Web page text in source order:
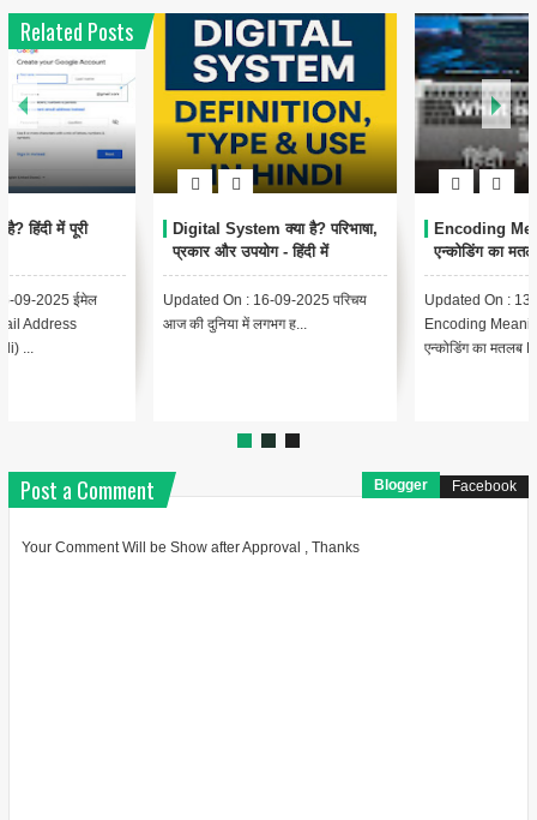
Related Posts 1
Encoding Meaning in Hindi |
एन्कोडिंग का मतलब और उपयोग
Updated On : 13-09-2025
Encoding Meaning in Hindi |
एन्कोडिंग का मतलब Encodin...
6
थंबनेल क्या है? | Thumbnail
Meaning in Hindi (YouTube
& Computer Example)
{ "@context": "https://schema.org",
"@type": "BlogPosting",
Post a Comment Blogger Facebook
Your Comment Will be Show after Approval , Thanks